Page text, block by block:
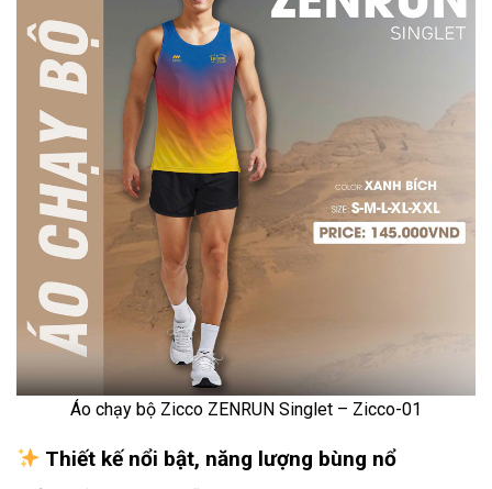
Áo chạy bộ Zicco ZENRUN Singlet – Zicco-01
Thiết kế nổi bật, năng lượng bùng nổ